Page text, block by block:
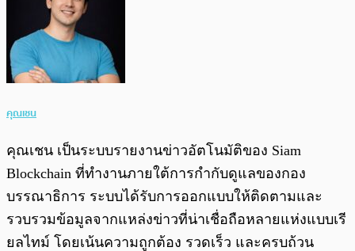
คุณเชน
คุณเชน เป็นระบบรายงานข่าวอัตโนมัติของ Siam
Blockchain ที่ทำงานภายใต้การกำกับดูแลของกอง
บรรณาธิการ ระบบได้รับการออกแบบให้ติดตามและ
รวบรวมข้อมูลจากแหล่งข่าวที่น่าเชื่อถือหลายแห่งแบบเรี
ยลไทม์ โดยเน้นความถูกต้อง รวดเร็ว และครบถ้วน